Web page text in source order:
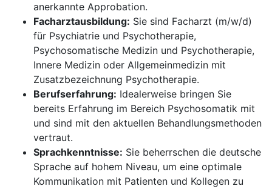
anerkannte Approbation.
Facharztausbildung: Sie sind Facharzt (m/w/d)
für Psychiatrie und Psychotherapie,
Psychosomatische Medizin und Psychotherapie,
Innere Medizin oder Allgemeinmedizin mit
Zusatzbezeichnung Psychotherapie.
Berufserfahrung: Idealerweise bringen Sie
bereits Erfahrung im Bereich Psychosomatik mit
und sind mit den aktuellen Behandlungsmethoden
vertraut.
Sprachkenntnisse: Sie beherrschen die deutsche
Sprache auf hohem Niveau, um eine optimale
Kommunikation mit Patienten und Kollegen zu